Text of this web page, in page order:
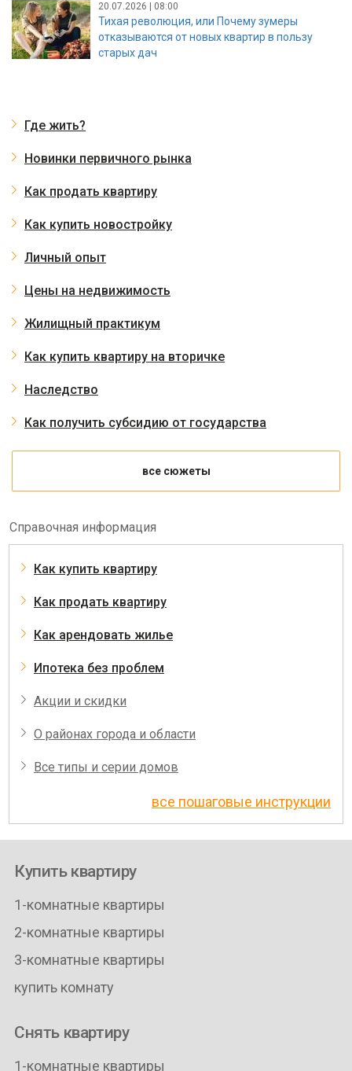
20.07.2026 | 08:00
Тихая революция, или Почему зумеры
отказываются от новых квартир в пользу
старых дач
Где жить?
Новинки первичного рынка
Как продать квартиру
Как купить новостройку
Личный опыт
Цены на недвижимость
Жилищный практикум
Как купить квартиру на вторичке
Наследство
Как получить субсидию от государства
все сюжеты
Справочная информация
Как купить квартиру
Как продать квартиру
Как арендовать жилье
Ипотека без проблем
Акции и скидки
О районах города и области
Все типы и серии домов
все пошаговые инструкции
Купить квартиру
1-комнатные квартиры
2-комнатные квартиры
3-комнатные квартиры
купить комнату
Снять квартиру
1-комнатные квартиры